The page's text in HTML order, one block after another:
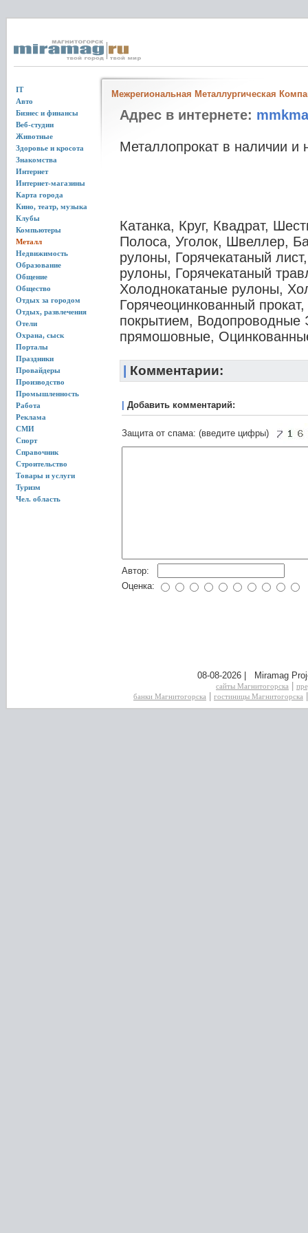
IT
Авто
Бизнес и финансы
Веб-студии
Животные
Здоровье и кросота
Знакомства
Интернет
Интернет-магазины
Карта города
Кино, театр, музыка
Клубы
Компьютеры
Металл
Недвижимость
Образование
Общение
Общество
Отдых за городом
Отдых, развлечения
Отели
Охрана, сыск
Порталы
Праздники
Провайдеры
Производство
Промышленность
Работа
Реклама
СМИ
Спорт
Справочник
Строительство
Товары и услуги
Туризм
Чел. область
Межрегиональная Металлургическая
Адрес в интернете:
Металлопрокат в наличии и
Катанка, Круг, Квадрат,
Полоса, Уголок, Швеллер,
рулоны, Горячекатаный
рулоны, Горячекатаный
Холоднокатаные рулоны,
Горячеоцинкованный
покрытием, Водопроводные
прямошовные,
Комментарии:
Добавить комментарий:
Защита от спама: (введите цифры)
Автор:
Оценка:
08-08-2026 | Miramag
сайты Магнитогорска
банки Магнитогорска
гостиницы Магнитогорска